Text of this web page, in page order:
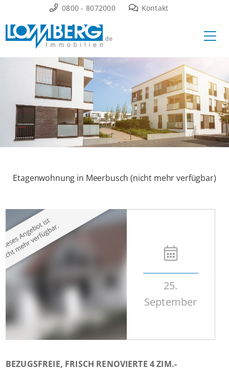
Inhalt
springen
0800 - 8072000 Kontakt
Etagenwohnung in Meerbusch (nicht mehr verfügbar)
25.
September
BEZUGSFREIE, FRISCH RENOVIERTE 4 ZIM.-